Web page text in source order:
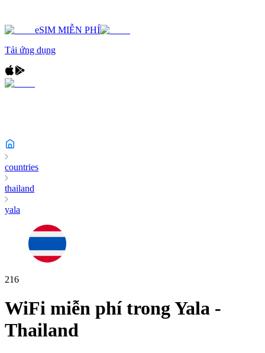
eSIM MIỄN PHÍ
Tải ứng dụng
countries
thailand
yala
216
WiFi miễn phí trongYala -
Thailand